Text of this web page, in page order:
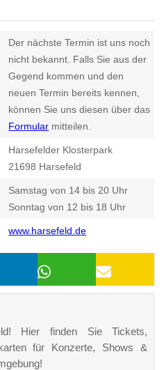
Der nächste Termin ist uns noch
nicht bekannt. Falls Sie aus der
Gegend kommen und den
neuen Termin bereits kennen,
können Sie uns diesen über das
Formular mitteilen.
Harsefelder Klosterpark
21698 Harsefeld
Samstag von 14 bis 20 Uhr
Sonntag von 12 bis 18 Uhr
www.harsefeld.de
Hier finden Sie Tickets,
für Konzerte, Shows &